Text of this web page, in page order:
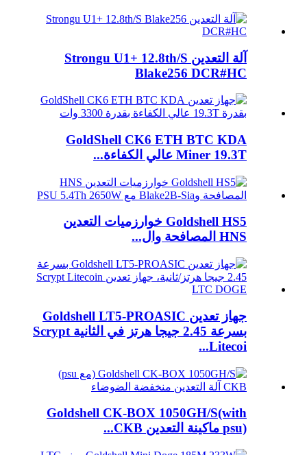
آلة التعدين Strongu U1+ 12.8th/S
Blake256 DCR#HC
GoldShell CK6 ETH BTC KDA
Miner 19.3T عالي الكفاءة...
Goldshell HS5 خوارزميات التعدين
HNS المصافحة وال...
جهاز تعدين Goldshell LT5-PROASIC
بسرعة 2.45 جيجا هرتز في الثانية Scrypt
Litecoi...
Goldshell CK-BOX 1050GH/S(with
psu) ماكينة التعدين CKB...